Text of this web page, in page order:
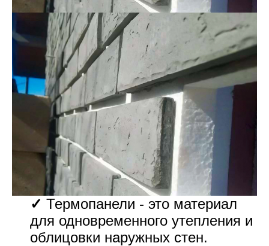
✓ Термопанели - это материал
для одновременного утепления и
облицовки наружных стен.